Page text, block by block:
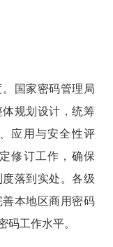
国家密码管理局
规划设计，统筹
应用与安全性评
修订工作，确保
度落到实处。各级
本地区商用密码
码工作水平。